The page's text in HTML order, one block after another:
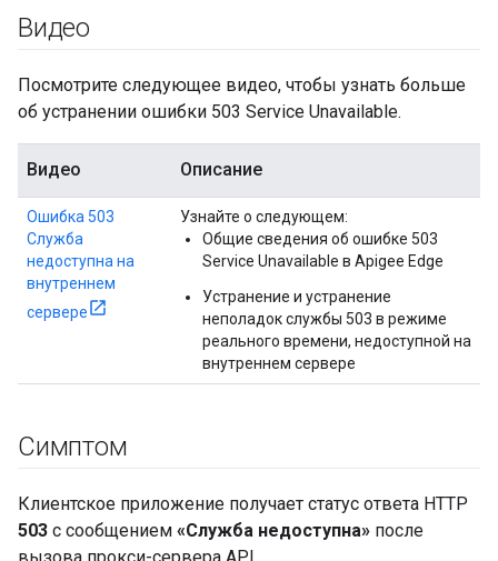
Видео
Посмотрите следующее видео, чтобы узнать больше
об устранении ошибки 503 Service Unavailable.
Видео Описание
Ошибка 503
Служба
недоступна на
внутреннем
сервере
Узнайте о следующем:
Общие сведения об ошибке 503
Service Unavailable в Apigee Edge
Устранение и устранение
неполадок службы 503 в режиме
реального времени, недоступной на
внутреннем сервере
Симптом
Клиентское приложение получает статус ответа HTTP
503 с сообщением «Служба недоступна» после